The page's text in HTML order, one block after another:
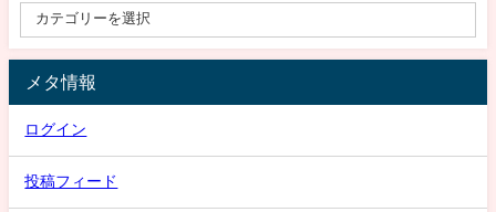
メタ情報
ログイン
投稿フィード